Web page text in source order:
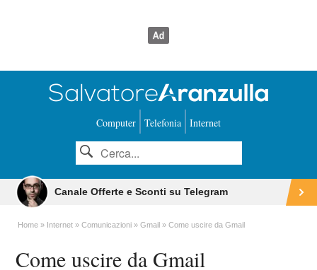
Computer Telefonia Internet
Canale Offerte e Sconti su Telegram
Home Internet Comunicazioni Gmail Come uscire da Gmail
Come uscire da Gmail